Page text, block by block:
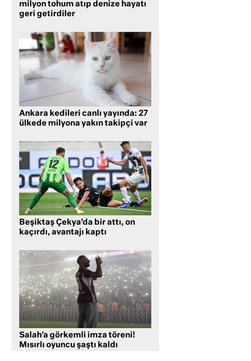
milyon tohum atıp denize hayatı
geri getirdiler
Ankara kedileri canlı yayında: 27
ülkede milyona yakın takipçi var
Beşiktaş Çekya’da bir attı, on
kaçırdı, avantajı kaptı
Salah’a görkemli imza töreni!
Mısırlı oyuncu şaştı kaldı